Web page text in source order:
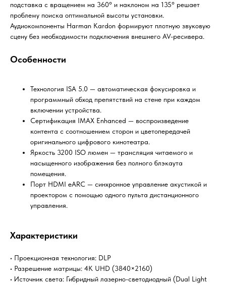
подставка с вращением на 360° и наклоном на 135° решает
проблему поиска оптимальной высоты установки.
Аудиокомпоненты Harman Kardon формируют плотную звуковую
сцену без необходимости подключения внешнего AV-ресивера.
Особенности
Технология ISA 5.0 — автоматическая фокусировка и
программный обход препятствий на стене при каждом
включении устройства.
Сертификация IMAX Enhanced — воспроизведение
контента с соотношением сторон и цветопередачей
оригинального цифрового кинотеатра.
Яркость 3200 ISO люмен — трансляция читаемого и
насыщенного изображения без полного блэкаута
помещения.
Порт HDMI eARC — синхронное управление акустикой и
проектором с помощью одного пульта дистанционного
управления.
Характеристики
• Проекционная технология: DLP
• Разрешение матрицы: 4K UHD (3840×2160)
• Источник света: Гибридный лазерно-светодиодный (Dual Light